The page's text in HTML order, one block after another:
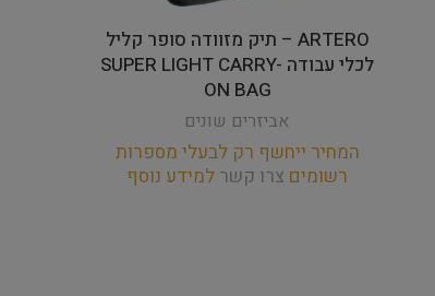
ARTERO – תיק מזוודה סופר קליל
לכלי עבודה SUPER LIGHT CARRY-
ON BAG
אביזרים שונים
המחיר ייחשף רק לבעלי מספרות
רשומים צרו קשר למידע נוסף